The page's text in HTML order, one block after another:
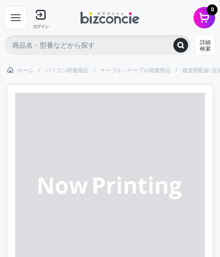
ログイン
0
詳細
検索
ホーム パソコン関連用品 ケーブル・ケーブル関連用品 建屋用配線･設